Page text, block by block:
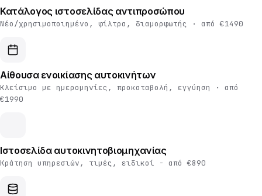
Κατάλογος ιστοσελίδας αντιπροσώπου
Νέο/χρησιμοποιημένο, φίλτρα, διαμορφωτής · από €1490
Αίθουσα ενοικίασης αυτοκινήτων
Κλείσιμο με ημερομηνίες, προκαταβολή, εγγύηση · από
€1990
Ιστοσελίδα αυτοκινητοβιομηχανίας
Κράτηση υπηρεσιών, τιμές, ειδικοί - από €890